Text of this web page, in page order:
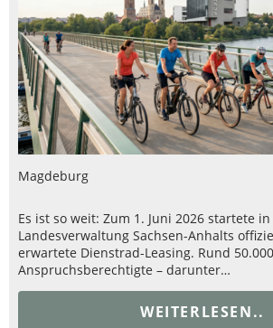
Magdeburg
Es ist so weit: Zum 1. Juni 2026 startete
Landesverwaltung Sachsen-Anhalts
erwartete Dienstrad-Leasing. Rund 50.000
Anspruchsberechtigte – darunter…
WEITERLESEN..